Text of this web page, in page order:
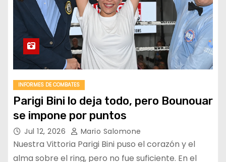
INFORMES DE COMBATES
Parigi Bini lo deja todo, pero Bounouar
se impone por puntos
Jul 12, 2026 Mario Salomone
Nuestra Vittoria Parigi Bini puso el corazón y el
alma sobre el ring, pero no fue suficiente. En el